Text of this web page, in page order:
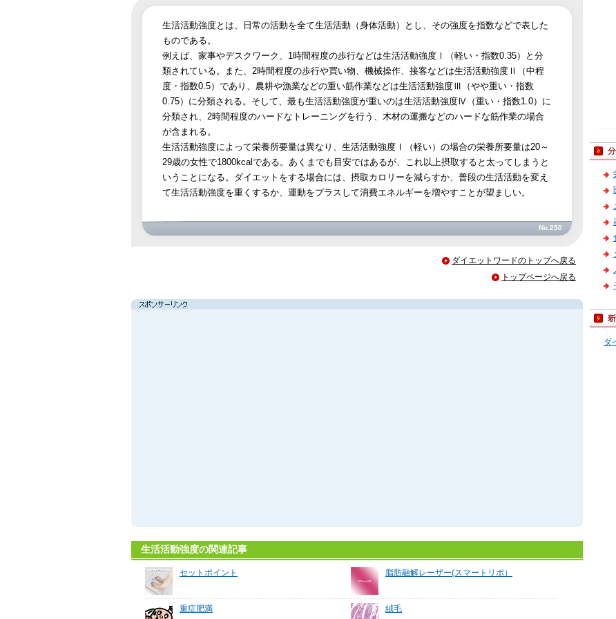
生活活動強度とは、日常の活動を全て生活活動（身体活動）とし、その強度を指数などで表した
ものである。
例えば、家事やデスクワーク、1時間程度の歩行などは生活活動強度Ⅰ（軽い・指数0.35）と分
類されている。また、2時間程度の歩行や買い物、機械操作、接客などは生活活動強度Ⅱ（中程
度・指数0.5）であり、農耕や漁業などの重い筋作業などは生活活動強度Ⅲ（やや重い・指数
0.75）に分類される。そして、最も生活活動強度が重いのは生活活動強度Ⅳ（重い・指数1.0）に
分類され、2時間程度のハードなトレーニングを行う、木材の運搬などのハードな筋作業の場合
が含まれる。
生活活動強度によって栄養所要量は異なり、生活活動強度Ⅰ（軽い）の場合の栄養所要量は20～
29歳の女性で1800kcalである。あくまでも目安ではあるが、これ以上摂取すると太ってしまうと
いうことになる。ダイエットをする場合には、摂取カロリーを減らすか、普段の生活活動を変え
て生活活動強度を重くするか、運動をプラスして消費エネルギーを増やすことが望ましい。
No.250
ダイエットワードのトップへ戻る
トップページへ戻る
生活活動強度の関連記事
セットポイント 脂肪融解レーザー(スマートリポ）
重症肥満 絨毛
ダ